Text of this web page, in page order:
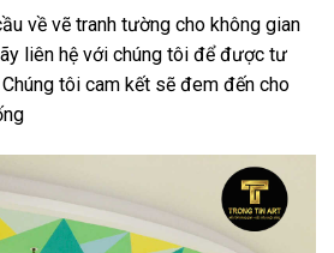
về vẽ tranh tường cho không gian
liên hệ với chúng tôi để được tư
tôi cam kết sẽ đem đến cho